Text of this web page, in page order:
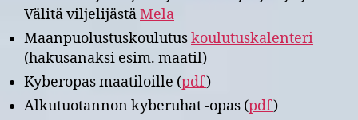
Välitä viljelijästäMela
Maanpuolustuskoulutuskoulutuskalenteri
(hakusanaksi esim. maatil)
Kyberopas maatiloille (pdf)
Alkutuotannon kyberuhat -opas (pdf)